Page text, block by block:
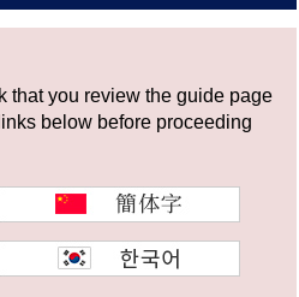
that you review the guide page
below before proceeding